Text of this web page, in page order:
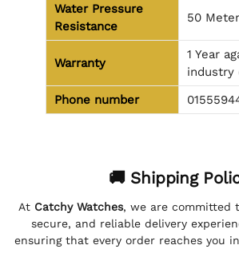
Water Pressure
Resistance
50
Warranty
1 Year
industry
Phone number
🚚 Shipping
At Catchy Watches, we are committed
secure, and reliable delivery
ensuring that every order reaches you